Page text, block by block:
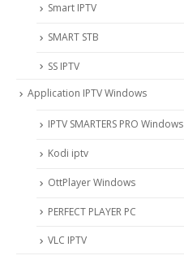
Smart IPTV
SMART STB
SS IPTV
Application IPTV Windows
IPTV SMARTERS PRO Windows
Kodi iptv
OttPlayer Windows
PERFECT PLAYER PC
VLC IPTV